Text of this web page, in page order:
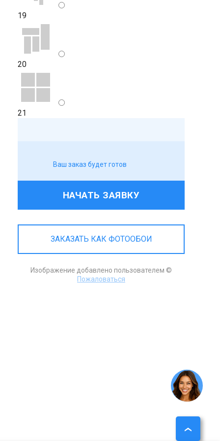
19
20
21
Ваш заказ будет готов
НАЧАТЬ ЗАЯВКУ
ЗАКАЗАТЬ КАК ФОТООБОИ
Изображение добавлено пользователем ©
Пожаловаться